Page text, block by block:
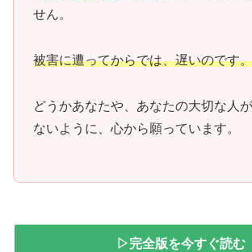
せん。
被害に遭ってからでは、遅いのです。
どうかあなたや、あなたの大切な人
ないように、心から願っています。
▷完全版を今すぐ読む